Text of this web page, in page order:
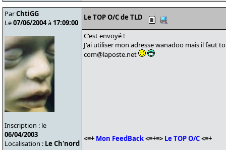
ParChtiGG
Le07/06/2004à 17:09:00
Inscription : le
06/04/2003
Localisation : Le Ch'nord
Le TOP O/C de TLD
C'est envoyé !
J'ai utiliser mon adresse wanadoo mais il faut
com@laposte.net
<=+ Mon FeedBack<=+=> Le TOP O/C<=+